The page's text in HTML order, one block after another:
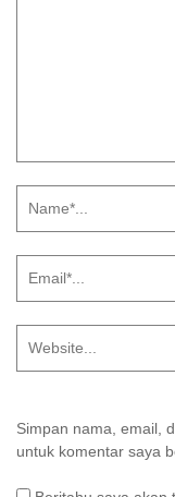
Simpan nama, email,
untuk komentar saya